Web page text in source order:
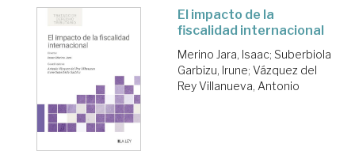
El impacto de la
fiscalidad internacional
Merino Jara, Isaac; Suberbiola
Garbizu, Irune; Vázquez del
Rey Villanueva, Antonio